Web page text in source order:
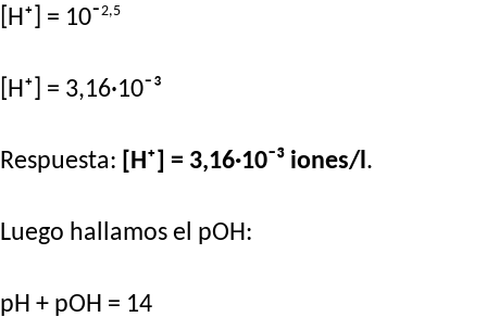
[H⁺] = 10⁻2,5
[H⁺] = 3,16·10⁻³
Respuesta: [H⁺] = 3,16·10⁻³ iones/l .
Luego hallamos el pOH:
pH + pOH = 14